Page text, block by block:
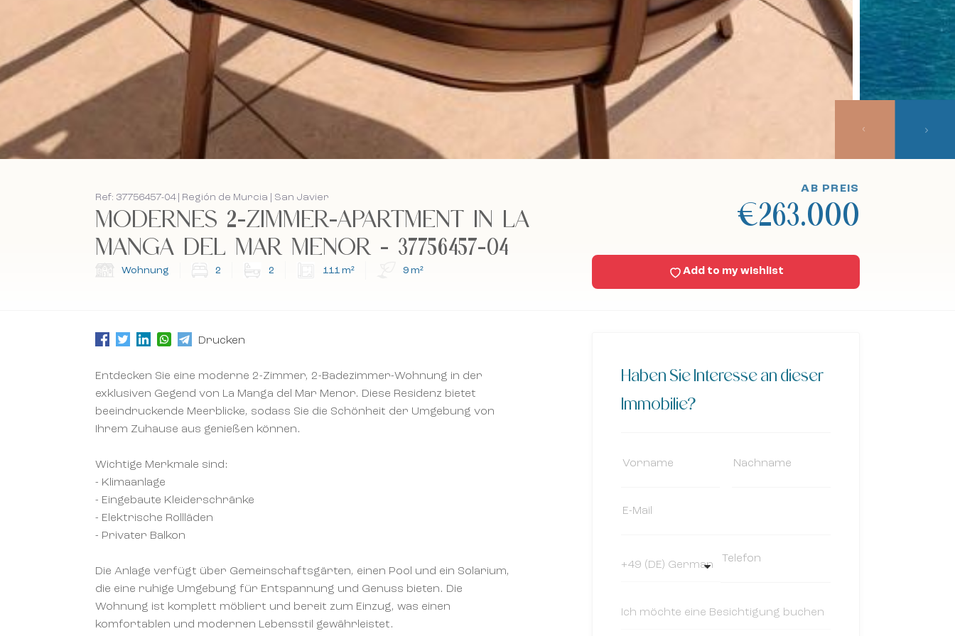
Ref: 37756457-04 | Región de Murcia | San Javier
MODERNES 2-ZIMMER-APARTMENT IN LA
MANGA DEL MAR MENOR - 37756457-04
Wohnung 2 2 111 m² 9 m²
AB PREIS
€263.000
Add to my wishlist
Drucken
Entdecken Sie eine moderne 2-Zimmer, 2-Badezimmer-Wohnung in der
exklusiven Gegend von La Manga del Mar Menor. Diese Residenz bietet
beeindruckende Meerblicke, sodass Sie die Schönheit der Umgebung von
Ihrem Zuhause aus genießen können.
Wichtige Merkmale sind:
- Klimaanlage
- Eingebaute Kleiderschränke
- Elektrische Rollläden
- Privater Balkon
Die Anlage verfügt über Gemeinschaftsgärten, einen Pool und ein Solarium,
die eine ruhige Umgebung für Entspannung und Genuss bieten. Die
Wohnung ist komplett möbliert und bereit zum Einzug, was einen
komfortablen und modernen Lebensstil gewährleistet.
Haben Sie Interesse an dieser
Immobilie?